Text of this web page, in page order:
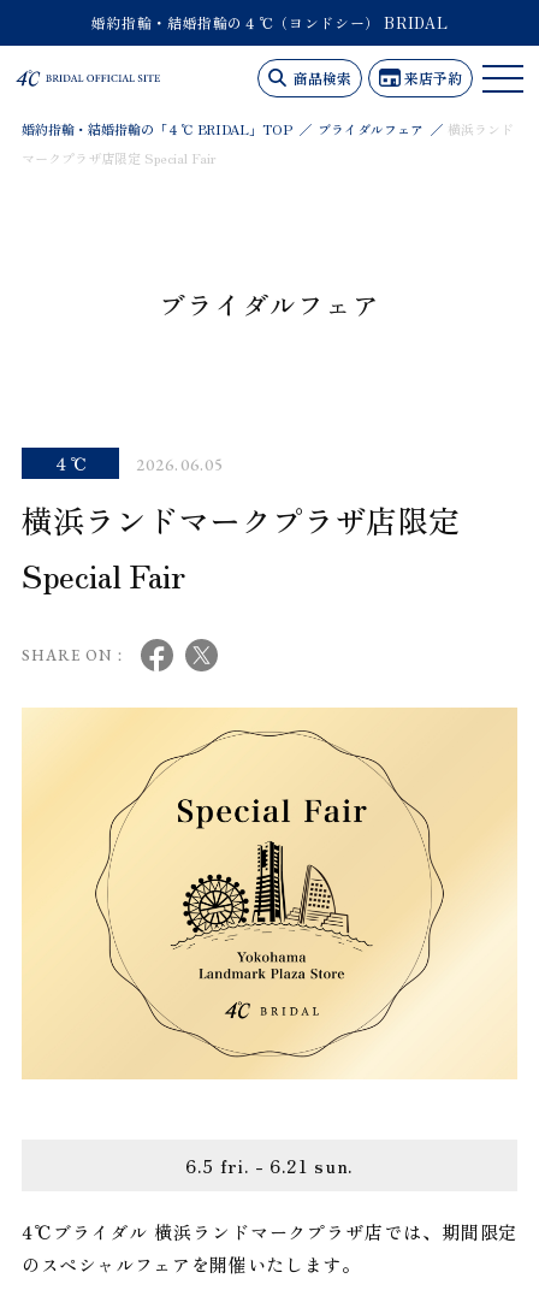
婚約指輪・結婚指輪の４℃（ヨンドシー） BRIDAL
商品検索 来店予約
婚約指輪・結婚指輪の「４℃ BRIDAL」TOP ブライダルフェア
横浜ランド
マークプラザ店限定 Special Fair
ブライダルフェア
４℃ 2026.06.05
横浜ランドマークプラザ店限定
Special Fair
SHARE ON：
6.5 fri. - 6.21 sun.
4℃ブライダル 横浜ランドマークプラザ店では、期間限定
のスペシャルフェアを開催いたします。